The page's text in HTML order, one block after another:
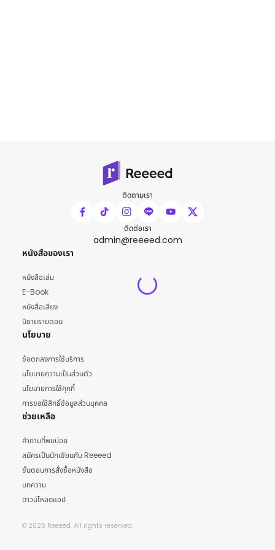
ติดตามเรา
ติดต่อเรา
admin@reeeed.com
หนังสือของเรา
หนังสือเล่ม
E-Book
หนังสือเสียง
นิยายรายตอน
นโยบาย
ข้อตกลงการใช้บริการ
นโยบายความเป็นส่วนตัว
นโยบายการใช้คุกกี้
การขอใช้สิทธิ์ข้อมูลส่วนบุคคล
ช่วยเหลือ
คำถามที่พบบ่อย
สมัครเป็นนักเขียนกับ Reeeed
ขั้นตอนการสั่งซื้อหนังสือ
บทความ
ดาวน์โหลดแอป
© 2025 Reeeed. All rights reserved.